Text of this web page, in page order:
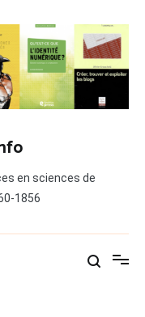
en sciences de
1856